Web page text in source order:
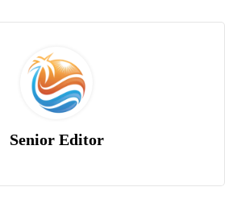
Senior Editor